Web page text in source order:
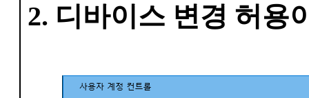
2. 디바이스 변경 허용